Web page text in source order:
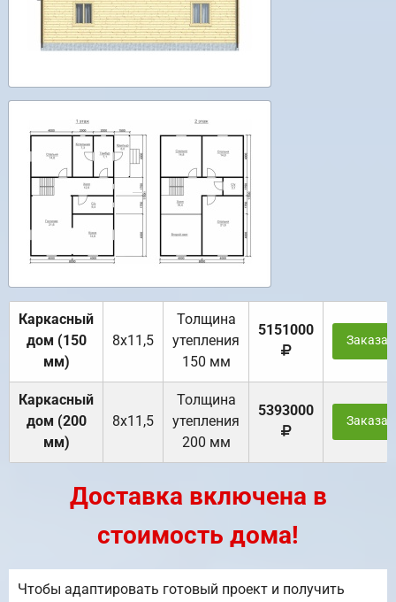
Каркасный
дом (150
мм)
8х11,5
Толщина
утепления
150 мм
5151000
Каркасный
дом (200
мм)
8х11,5
Толщина
утепления
200 мм
5393000
Доставка включена в
стоимость дома!
Чтобы адаптировать готовый проект и получить